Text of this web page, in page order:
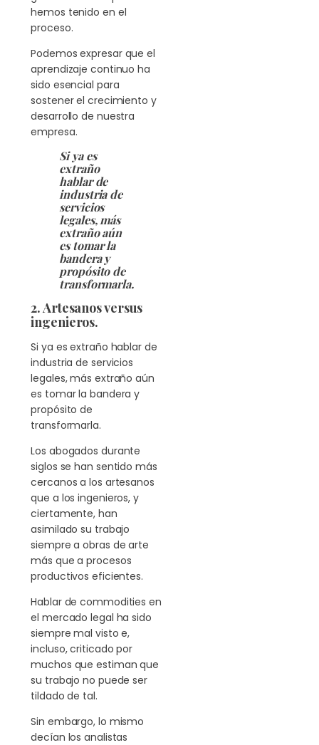
hemos tenido en el
proceso.
Podemos expresar que el
aprendizaje continuo ha
sido esencial para
sostener el crecimiento y
desarrollo de nuestra
empresa.
Si ya es
extraño
hablar de
industria de
servicios
legales, más
extraño aún
es tomar la
bandera y
propósito de
transformarla.
2. Artesanos versus
ingenieros.
Si ya es extraño hablar de
industria de servicios
legales, más extraño aún
es tomar la bandera y
propósito de
transformarla.
Los abogados durante
siglos se han sentido más
cercanos a los artesanos
que a los ingenieros, y
ciertamente, han
asimilado su trabajo
siempre a obras de arte
más que a procesos
productivos eficientes.
Hablar de commodities en
el mercado legal ha sido
siempre mal visto e,
incluso, criticado por
muchos que estiman que
su trabajo no puede ser
tildado de tal.
Sin embargo, lo mismo
decían los analistas